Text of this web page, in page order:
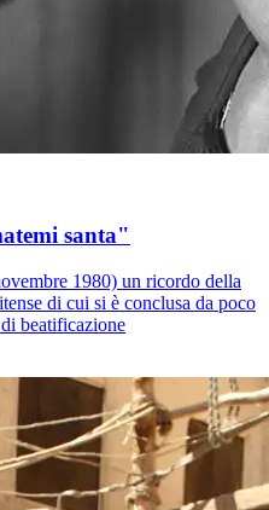
santa"
1980) un ricordo della
di cui si è conclusa da poco
beatificazione